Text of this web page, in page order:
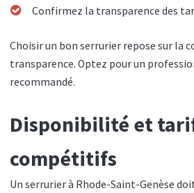
Confirmez la transparence des
Choisir un bon serrurier repose sur la
transparence. Optez pour un
recommandé.
Disponibilité et
compétitifs
Un serrurier à Rhode-Saint-Genèse